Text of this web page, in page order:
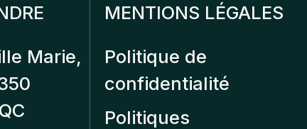
Marie,
MENTIONS LÉGALES
Politique de
confidentialité
Politiques